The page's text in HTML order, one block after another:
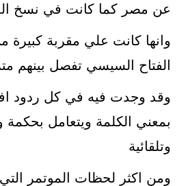
عن مصر كما كانت في نسخ
وانها كانت علي مقربة كبيرة
الفتاح السيسي تفصل بينهم
وقد وجدت فيه في كل ردود
بمعني الكلمة ويتعامل
وتلقائية
ومن اكثر لحظات الموتمر